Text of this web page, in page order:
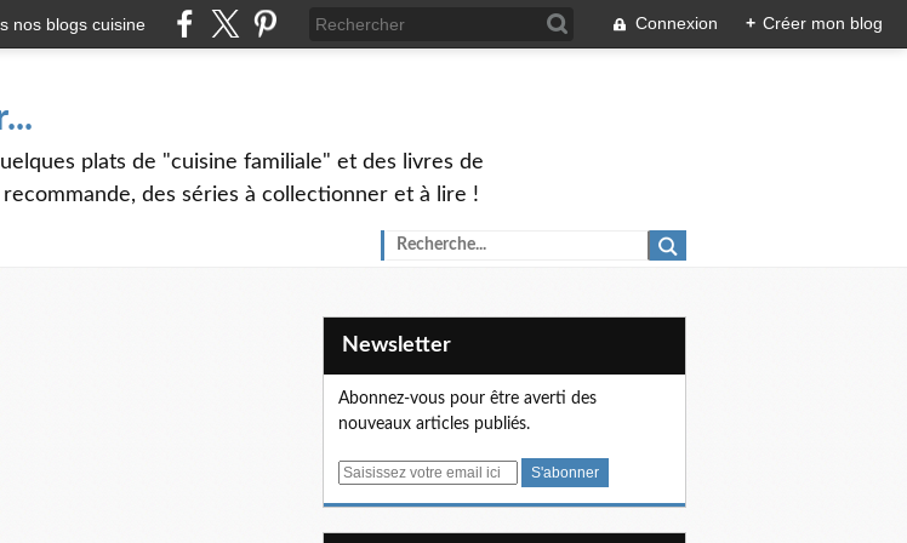
nos blogs cuisine Connexion + Créer mon blog
plats de "cuisine familiale" et des livres de
des séries à collectionner et à lire !
Newsletter
Abonnez-vous pour être averti des
nouveaux articles publiés.
E